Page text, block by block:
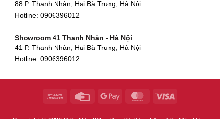
Showroom Hà Tĩnh
82 Quang Trung, Thạch Quý, Hà Tĩnh
Showroom Quy Nhơn - Bình Định
956 Trần Hưng Đạo, P, Thành phố Quy Nhơn, Bình Định
88 P. Thanh Nhàn, Hai Bà Trưng, Hà Nội
Hotline: 0906396012
Showroom 41 Thanh Nhàn - Hà Nội
41 P. Thanh Nhàn, Hai Bà Trưng, Hà Nội
Hotline: 0906396012
268 P. Tây Sơn, Trung Liệt, Đống Đa, Hà Nội